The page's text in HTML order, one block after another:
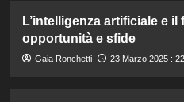
L’intelligenza artificiale e
opportunità e sfide
Gaia Ronchetti 23 Marzo 2025 :